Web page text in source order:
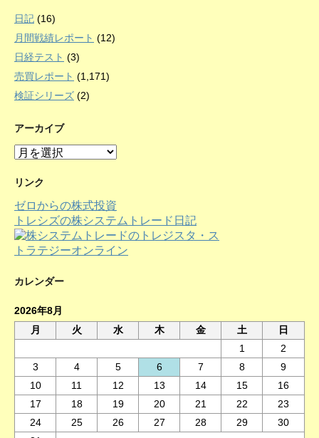
日記 (16)
月間戦績レポート (12)
日経テスト (3)
売買レポート (1,171)
検証シリーズ (2)
アーカイブ
ア
カ
ブ
リンク
ゼロからの株式投資
トレシズの株システムトレード日記
カレンダー
2026年8月
月
火 水 木 金 土
日
1
2
3
4 5 6 7 8
9
10
11 12 13 14 15
16
17
18 19 20 21 22
23
24
25 26 27 28 29
30